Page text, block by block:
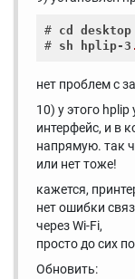
# cd
desktop
# sh hplip-3
нет проблем с
10) у этого
интерфейс, и в
напрямую. так
или нет тоже!
кажется,
нет ошибки
через Wi-Fi,
просто до сих
Обновить: